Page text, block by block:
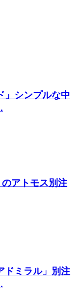
」シンプルな中
アトモス別注
ドミラル」別注